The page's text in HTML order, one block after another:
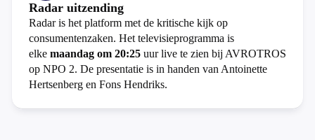
Radar uitzending
Radar is het platform met de kritische kijk op
consumentenzaken. Het televisieprogramma is
elke maandag om 20:25 uur live te zien bij AVROTROS
op NPO 2. De presentatie is in handen van Antoinette
Hertsenberg en Fons Hendriks.